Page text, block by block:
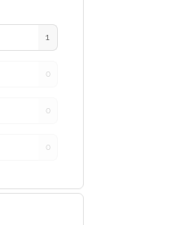
1
0
0
0